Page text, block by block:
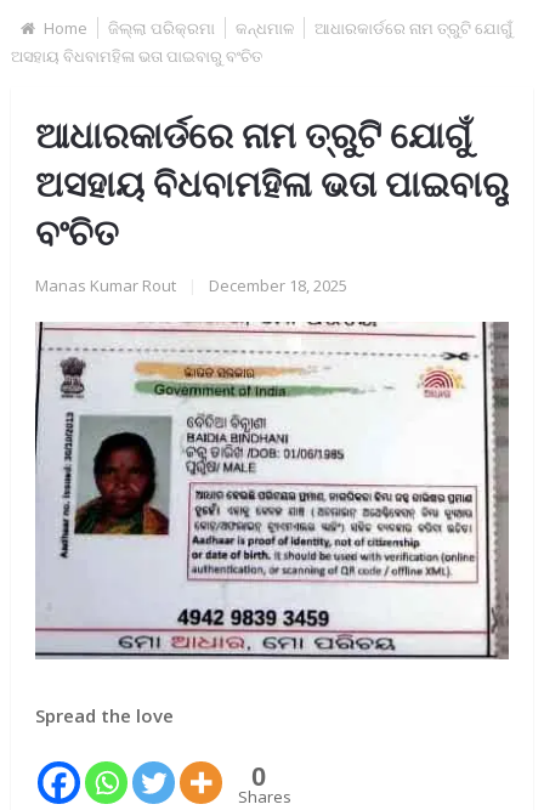
Home ଜିଲ୍ଲା ପରିକ୍ରମା କନ୍ଧମାଳ
ଆଧାରକାର୍ଡରେ ନାମ ତ୍ରୁଟି ଯୋଗୁଁ
ଅସହାୟ ବିଧବାମହିଳା ଭତା ପାଇବାରୁ ବଂଚିତ
ଆଧାରକାର୍ଡରେ ନାମ ତ୍ରୁଟି ଯୋଗୁଁ
ଅସହାୟ ବିଧବାମହିଳା ଭତା ପାଇବାରୁ
ବଂଚିତ
Manas Kumar Rout December 18, 2025
Spread the love
0
Shares